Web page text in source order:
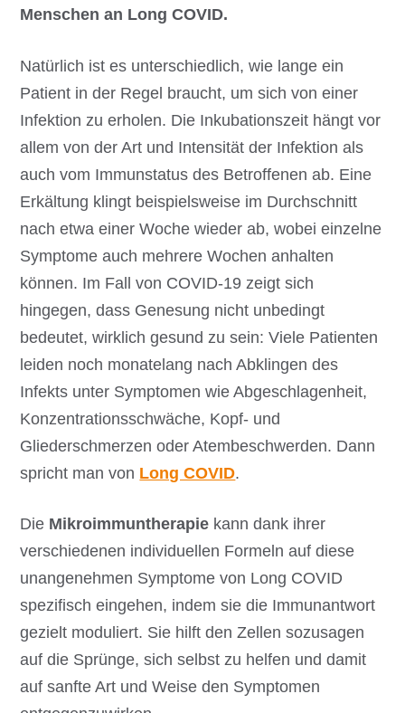
Menschen an Long COVID.
Natürlich ist es unterschiedlich, wie lange ein
Patient in der Regel braucht, um sich von einer
Infektion zu erholen. Die Inkubationszeit hängt vor
allem von der Art und Intensität der Infektion als
auch vom Immunstatus des Betroffenen ab. Eine
Erkältung klingt beispielsweise im Durchschnitt
nach etwa einer Woche wieder ab, wobei einzelne
Symptome auch mehrere Wochen anhalten
können. Im Fall von COVID-19 zeigt sich
hingegen, dass Genesung nicht unbedingt
bedeutet, wirklich gesund zu sein: Viele Patienten
leiden noch monatelang nach Abklingen des
Infekts unter Symptomen wie Abgeschlagenheit,
Konzentrationsschwäche, Kopf- und
Gliederschmerzen oder Atembeschwerden. Dann
spricht man von Long COVID.
Die Mikroimmuntherapie kann dank ihrer
verschiedenen individuellen Formeln auf diese
unangenehmen Symptome von Long COVID
spezifisch eingehen, indem sie die Immunantwort
gezielt moduliert. Sie hilft den Zellen sozusagen
auf die Sprünge, sich selbst zu helfen und damit
auf sanfte Art und Weise den Symptomen